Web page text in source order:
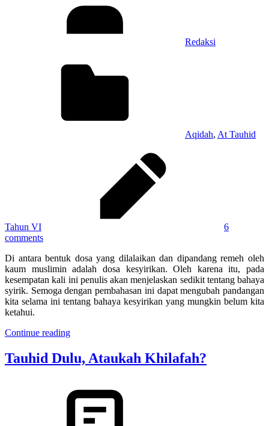
Redaksi
Aqidah, At Tauhid
Tahun VI
6
comments
Di antara bentuk dosa yang dilalaikan dan dipandang remeh oleh
kaum muslimin adalah dosa kesyirikan. Oleh karena itu, pada
kesempatan kali ini penulis akan menjelaskan sedikit tentang bahaya
syirik. Semoga dengan pembahasan ini dapat mengubah pandangan
kita selama ini tentang bahaya kesyirikan yang mungkin belum kita
ketahui.
Continue reading
Tauhid Dulu, Ataukah Khilafah?